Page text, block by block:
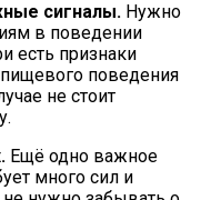
сигналы. Нужно
в поведении
есть признаки
пищевого поведения
не стоит
Ещё одно важное
много сил и